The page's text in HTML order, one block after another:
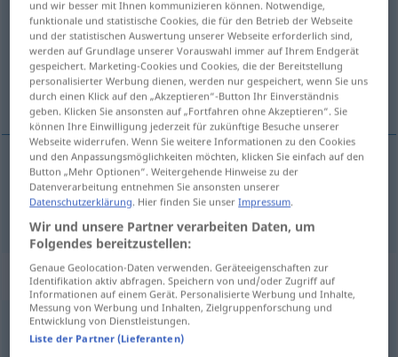
Übersicht aller Übersetzungen
(Für mehr Details die Übersetzung anklicken/antippen)
Kollaps
Kollapsm collapsus MÉD
Synonyme für "collapsus"
malaise,évanouissement,
und wir besser mit Ihnen kommunizieren können. Notwendige,
funktionale und statistische Cookies, die für den Betrieb der Webseite
und der statistischen Auswertung unserer Webseite erforderlich sind,
werden auf Grundlage unserer Vorauswahl immer auf Ihrem Endgerät
gespeichert. Marketing-Cookies und Cookies, die der Bereitstellung
personalisierter Werbung dienen, werden nur gespeichert, wenn Sie uns
durch einen Klick auf den „Akzeptieren“-Button Ihr Einverständnis
geben. Klicken Sie ansonsten auf „Fortfahren ohne Akzeptieren“. Sie
können Ihre Einwilligung jederzeit für zukünftige Besuche unserer
Webseite widerrufen. Wenn Sie weitere Informationen zu den Cookies
und den Anpassungsmöglichkeiten möchten, klicken Sie einfach auf den
Button „Mehr Optionen“. Weitergehende Hinweise zu der
Datenverarbeitung entnehmen Sie ansonsten unserer
Datenschutzerklärung . Hier finden Sie unserImpressum
Wir und unsere Partner verarbeiten Daten, um
Folgendes bereitzustellen:
Genaue Geolocation-Daten verwenden. Geräteeigenschaften zur
Identifikation aktiv abfragen. Speichern von und/oder Zugriff auf
Informationen auf einem Gerät. Personalisierte Werbung und Inhalte,
Messung von Werbung und Inhalten, Zielgruppenforschung und
Entwicklung von Dienstleistungen.
Liste der Partner (Lieferanten)